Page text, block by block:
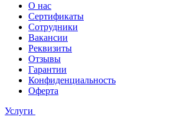
О нас
Сертификаты
Сотрудники
Вакансии
Реквизиты
Отзывы
Гарантии
Конфиденциальность
Оферта
Услуги